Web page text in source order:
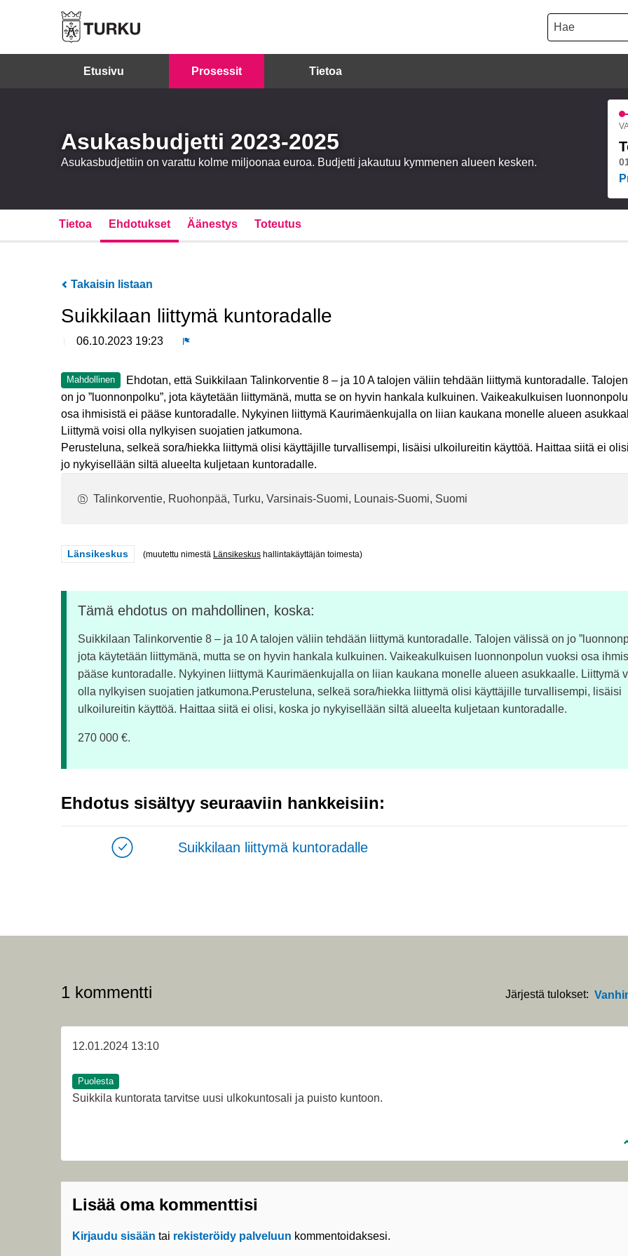
Hae
Etusivu Prosessit Tietoa
Asukasbudjetti 2023-2025
Asukasbudjettiin on varattu kolme miljoonaa euroa. Budjetti jakautuu kymmenen alueen kesken.
Tietoa Ehdotukset Äänestys Toteutus
Takaisin listaan
Suikkilaan liittymä kuntoradalle
06.10.2023 19:23
Mahdollinen
Ehdotan, että Suikkilaan Talinkorventie 8 – ja 10 A talojen väliin tehdään liittymä kuntoradalle.
on jo ”luonnonpolku”, jota käytetään liittymänä, mutta se on hyvin hankala kulkuinen. Vaikeakulkuisen
osa ihmisistä ei pääse kuntoradalle. Nykyinen liittymä Kaurimäenkujalla on liian kaukana monelle alueen
Liittymä voisi olla nylkyisen suojatien jatkumona.
Perusteluna, selkeä sora/hiekka liittymä olisi käyttäjille turvallisempi, lisäisi ulkoilureitin käyttöä. Haittaa siitä ei
jo nykyisellään siltä alueelta kuljetaan kuntoradalle.
Talinkorventie, Ruohonpää, Turku, Varsinais-Suomi, Lounais-Suomi, Suomi
Rajaa tulokset teeman mukaan: Länsikeskus
Länsikeskus (muutettu nimestä Länsikeskus hallintakäyttäjän toimesta)
Tämä ehdotus on mahdollinen, koska:
Suikkilaan Talinkorventie 8 – ja 10 A talojen väliin tehdään liittymä kuntoradalle. Talojen välissä on jo
jota käytetään liittymänä, mutta se on hyvin hankala kulkuinen. Vaikeakulkuisen luonnonpolun vuoksi osa
pääse kuntoradalle. Nykyinen liittymä Kaurimäenkujalla on liian kaukana monelle alueen asukkaalle. Liittymä
olla nylkyisen suojatien jatkumona.Perusteluna, selkeä sora/hiekka liittymä olisi käyttäjille turvallisempi, lisäisi
ulkoilureitin käyttöä. Haittaa siitä ei olisi, koska jo nykyisellään siltä alueelta kuljetaan kuntoradalle.
270 000 €.
Ehdotus sisältyy seuraaviin hankkeisiin:
Suikkilaan liittymä kuntoradalle
1 kommentti Järjestä tulokset:
12.01.2024 13:10
Puolesta
Suikkila kuntorata tarvitse uusi ulkokuntosali ja puisto kuntoon.
Lisää oma kommenttisi
Kirjaudu sisään tai rekisteröidy palveluun kommentoidaksesi.